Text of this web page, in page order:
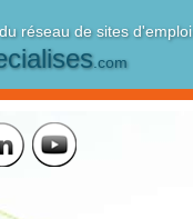
réseau de sites d'emploi
.com